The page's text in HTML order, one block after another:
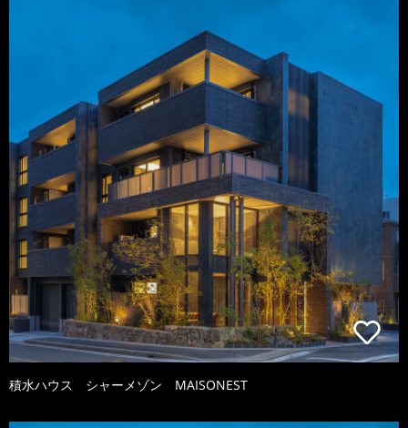
積水ハウス シャーメゾン MAISONEST